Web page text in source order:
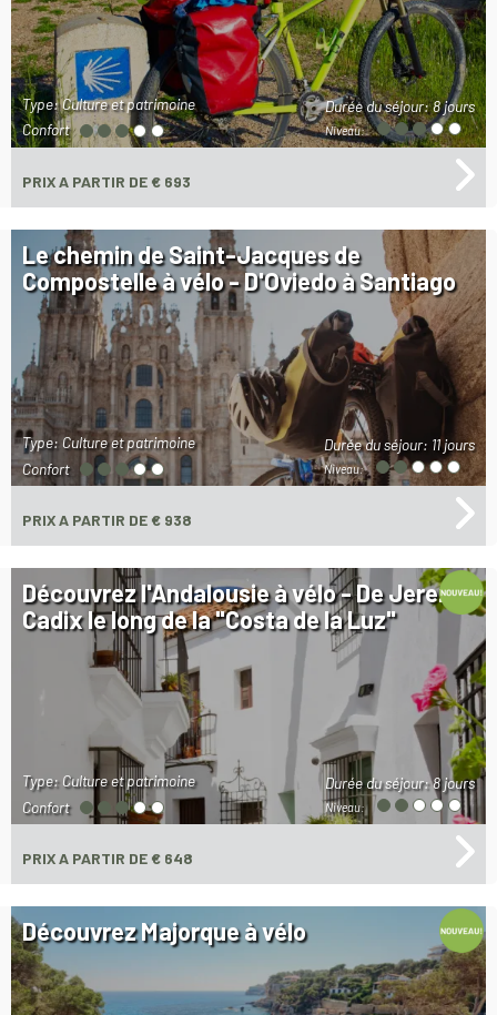
Durée du séjour:8 jours
Niveau:
Type: Culture et patrimoine
Confort
PRIXA PARTIR DE € 693
Le chemin de Saint-Jacques de
Compostelle à vélo - D'Oviedo à Santiago
Durée du séjour: 11 jours
Niveau:
Type: Culture et patrimoine
Confort
PRIXA PARTIR DE € 938
Découvrez l'Andalousie à vélo - De Jerez à
Cadix le long de la "Costa de la Luz"
Durée du séjour:8 jours
Niveau:
Type: Culture et patrimoine
Confort
PRIXA PARTIR DE € 648
Découvrez Majorque à vélo